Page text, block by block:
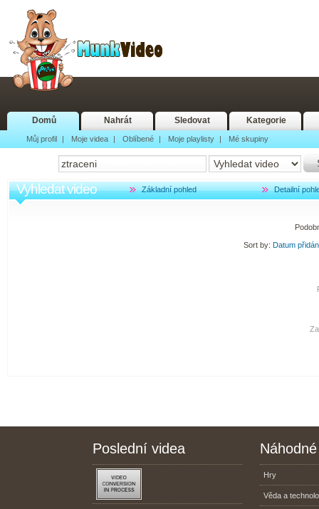
Domů Nahrát Sledovat Kategorie
Můj profil | Moje videa | Oblíbené | Moje playlisty | Mé skupiny
Vyhledat video Základní pohled Detailní
Sort by: Datum
Poslední videa
Hry
Věda a